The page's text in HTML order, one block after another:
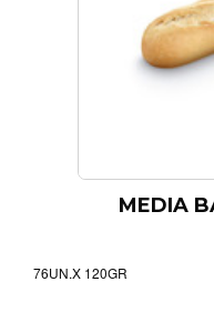
MEDIA
76UN.X 120GR